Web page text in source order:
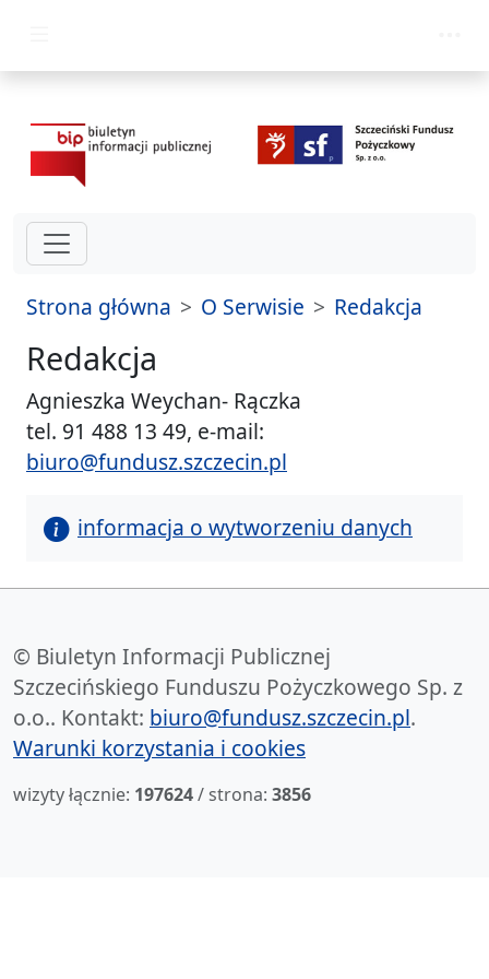
Strona główna O Serwisie Redakcja
Redakcja
Agnieszka Weychan- Rączka
tel. 91 488 13 49, e-mail:
biuro@fundusz.szczecin.pl
informacja o wytworzeniu danych
© Biuletyn Informacji Publicznej
Szczecińskiego Funduszu Pożyczkowego Sp. z
o.o.. Kontakt: biuro@fundusz.szczecin.pl.
Warunki korzystania i cookies
wizyty łącznie: 197624/ strona: 3856